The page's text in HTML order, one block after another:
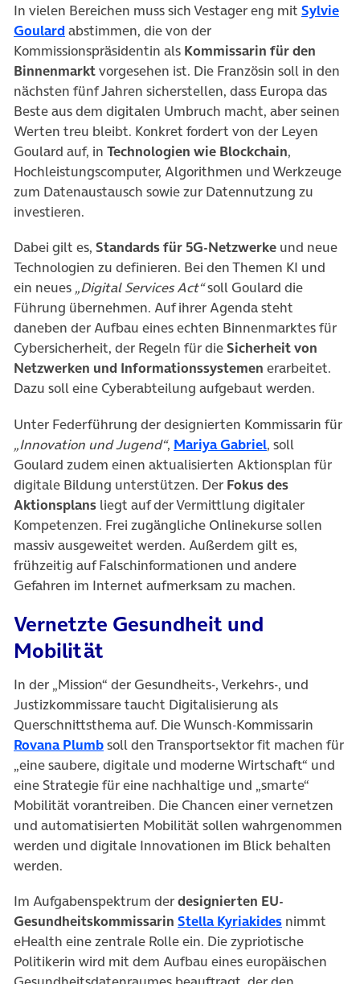
In vielen Bereichen muss sich Vestager eng mit Sylvie
Goulard (öffnet in neuem Tab)
abstimmen, die von der
Kommissionspräsidentin als Kommissarin für den
Binnenmarktvorgesehen ist. Die Französin soll in den
nächsten fünf Jahren sicherstellen, dass Europa das
Beste aus dem digitalen Umbruch macht, aber seinen
Werten treu bleibt. Konkret fordert von der Leyen
Goulard auf, in Technologien wie Blockchain,
Hochleistungscomputer, Algorithmen und Werkzeuge
zum Datenaustausch sowie zur Datennutzung zu
investieren.
Dabei gilt es, Standards für 5G-Netzwerke und neue
Technologien zu definieren. Bei den Themen KI und
ein neues „Digital Services Act“soll Goulard die
Führung übernehmen. Auf ihrer Agenda steht
daneben der Aufbau eines echten Binnenmarktes für
Cybersicherheit, der Regeln für dieSicherheit von
Netzwerken und Informationssystemen erarbeitet.
Dazu soll eine Cyberabteilung aufgebaut werden.
Unter Federführung der designierten Kommissarin für
„Innovation und Jugend“, Mariya Gabriel(öffnet in
, soll
Goulard zudem einen aktualisierten Aktionsplan für
digitale Bildung unterstützen. Der Fokus des
Aktionsplans liegt auf der Vermittlung digitaler
Kompetenzen. Frei zugängliche Onlinekurse sollen
massiv ausgeweitet werden. Außerdem gilt es,
frühzeitig auf Falschinformationen und andere
Gefahren im Internet aufmerksam zu machen.
Vernetzte Gesundheit und
Mobilität
In der „Mission“ der Gesundheits-, Verkehrs-, und
Justizkommissare taucht Digitalisierung als
Querschnittsthema auf. Die Wunsch-Kommissarin
Rovana Plumb(öffnet in neuem Tab)
soll den Transportsektor fit machen für
„eine saubere, digitale und moderne Wirtschaft“ und
eine Strategie für eine nachhaltige und „smarte“
Mobilität vorantreiben. Die Chancen einer vernetzen
und automatisierten Mobilität sollen wahrgenommen
werden und digitale Innovationen im Blick behalten
werden.
Im Aufgabenspektrum derdesignierten EU-
Gesundheitskommissarin Stella Kyriakides(öffnet in
nimmt
eHealth eine zentrale Rolle ein. Die zypriotische
Politikerin wird mit dem Aufbau eines europäischen